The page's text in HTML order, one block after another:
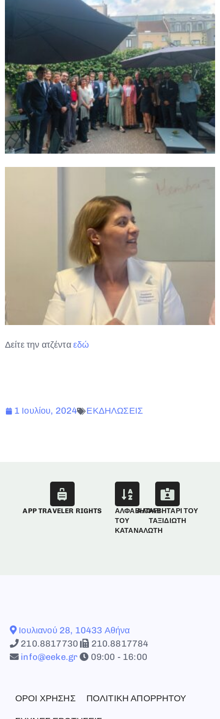
Δείτε την ατζένταεδώ
1 Ιουλίου, 2024 ΕΚΔΗΛΩΣΕΙΣ
APP TRAVELER RIGHTS
ΑΛΦΑΒΗΤΑΡΙ
ΤΟΥ
ΚΑΤΑΝΑΛΩΤΗ
ΑΛΦΑΒΗΤΑΡΙ ΤΟΥ
ΤΑΞΙΔΙΩΤΗ
Ιουλιανού 28, 10433 Αθήνα
210.8817730
210.8817784
info@eeke.gr
09:00 - 16:00
ΟΡΟΙ ΧΡΗΣΗΣ ΠΟΛΙΤΙΚΗ ΑΠΟΡΡΗΤΟΥ